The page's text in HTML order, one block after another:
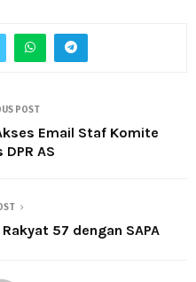
POST
Email Staf Komite
AS
57 dengan SAPA